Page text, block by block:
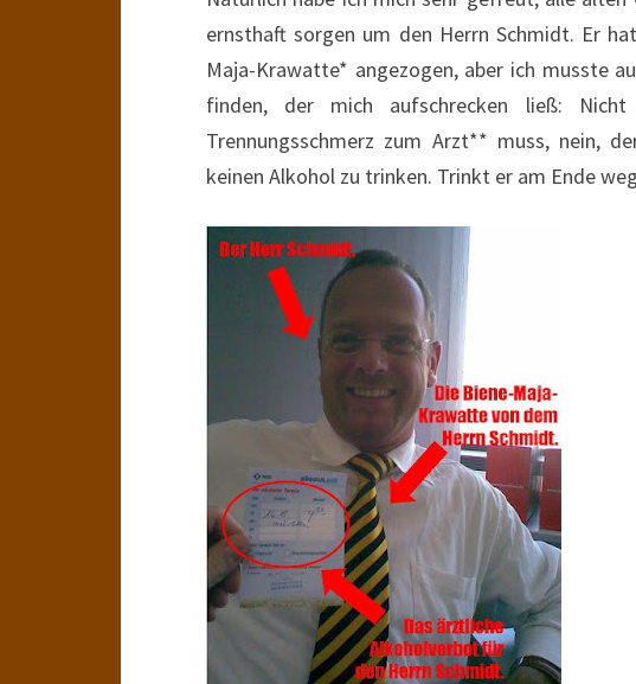
ernsthaft sorgen um den Herrn Schmidt. Er
Maja-Krawatte* angezogen, aber ich musste
finden, der mich aufschrecken ließ:
Trennungsschmerz zum Arzt** muss, nein,
keinen Alkohol zu trinken. Trinkt er am Ende